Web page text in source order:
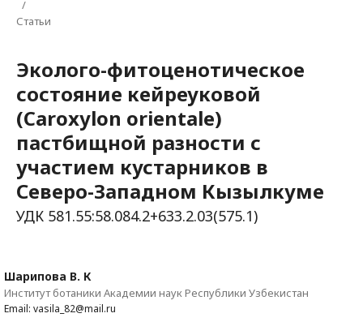
/
Статьи
Эколого-фитоценотическое
состояние кейреуковой
(Caroxylon orientale)
пастбищной разности с
участием кустарников в
Северо-Западном Кызылкуме
УДК 581.55:58.084.2+633.2.03(575.1)
Шарипова В. К
Институт ботаники Академии наук Республики Узбекистан
Email: vasila_82@mail.ru